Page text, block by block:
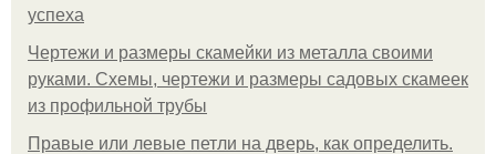
успеха
Чертежи и размеры скамейки из металла своими
руками. Схемы, чертежи и размеры садовых скамеек
из профильной трубы
Правые или левые петли на дверь, как определить.